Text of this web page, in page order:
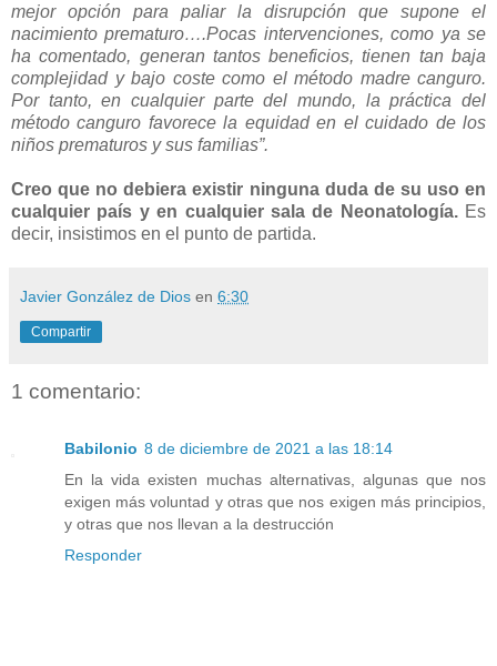
mejor opción para paliar la disrupción que supone el
nacimiento prematuro….Pocas intervenciones, como ya se
ha comentado, generan tantos beneficios, tienen tan baja
complejidad y bajo coste como el método madre canguro.
Por tanto, en cualquier parte del mundo, la práctica del
método canguro favorece la equidad en el cuidado de los
niños prematuros y sus familias”.
Creo que no debiera existir ninguna duda de su uso en
cualquier país y en cualquier sala de Neonatología. Es
decir, insistimos en el punto de partida.
Javier González de Dios en 6:30
Compartir
1 comentario:
Babilonio 8 de diciembre de 2021 a las 18:14
En la vida existen muchas alternativas, algunas que nos
exigen más voluntad y otras que nos exigen más principios,
y otras que nos llevan a la destrucción
Responder